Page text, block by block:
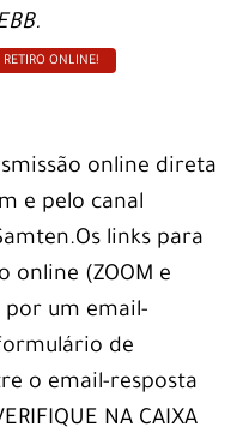
ONLINE!
online direta
e pelo canal
Os links para
online (ZOOM e
por um email-
de
o email-resposta
NA CAIXA